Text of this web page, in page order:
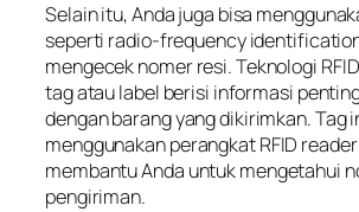
Selain itu, Anda juga bisa
seperti radio-frequency
mengecek nomer resi. Teknologi
tag atau label berisi informasi
dengan barang yang dikirimkan. Tag
menggunakan perangkat RFID
membantu Anda untuk mengetahui
pengiriman.